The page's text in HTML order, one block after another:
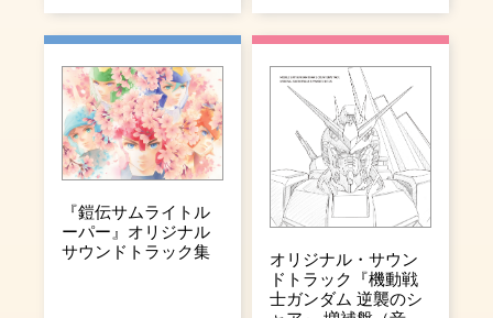
『鎧伝サムライトル
ーパー』オリジナル
サウンドトラック集
オリジナル・サウン
ドトラック『機動戦
士ガンダム 逆襲のシ